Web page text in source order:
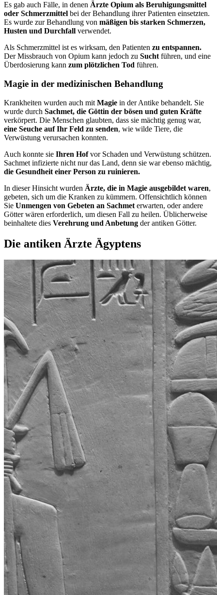
Es gab auch Fälle, in denen Ärzte Opium als Beruhigungsmittel
oder Schmerzmittel bei der Behandlung ihrer Patienten einsetzten.
Es wurde zur Behandlung von mäßigen bis starken Schmerzen,
Husten und Durchfall verwendet.
Als Schmerzmittel ist es wirksam, den Patienten zu entspannen.
Der Missbrauch von Opium kann jedoch zu Sucht führen, und eine
Überdosierung kann zum plötzlichen Tod führen.
Magie in der medizinischen Behandlung
Krankheiten wurden auch mit Magie in der Antike behandelt. Sie
wurde durch Sachmet, die Göttin der bösen und guten Kräfte
verkörpert. Die Menschen glaubten, dass sie mächtig genug war,
eine Seuche auf Ihr Feld zu senden, wie wilde Tiere, die
Verwüstung verursachen konnten.
Auch konnte sie Ihren Hofvor Schaden und Verwüstung schützen.
Sachmet infizierte nicht nur das Land, denn sie war ebenso mächtig,
die Gesundheit einer Person zu ruinieren.
In dieser Hinsicht wurden Ärzte, die in Magie ausgebildet waren,
gebeten, sich um die Kranken zu kümmern. Offensichtlich können
Sie Unmengen von Gebeten an Sachmet erwarten, oder andere
Götter wären erforderlich, um diesen Fall zu heilen. Üblicherweise
beinhaltete dies Verehrung und Anbetung der antiken Götter.
Die antiken Ärzte Ägyptens